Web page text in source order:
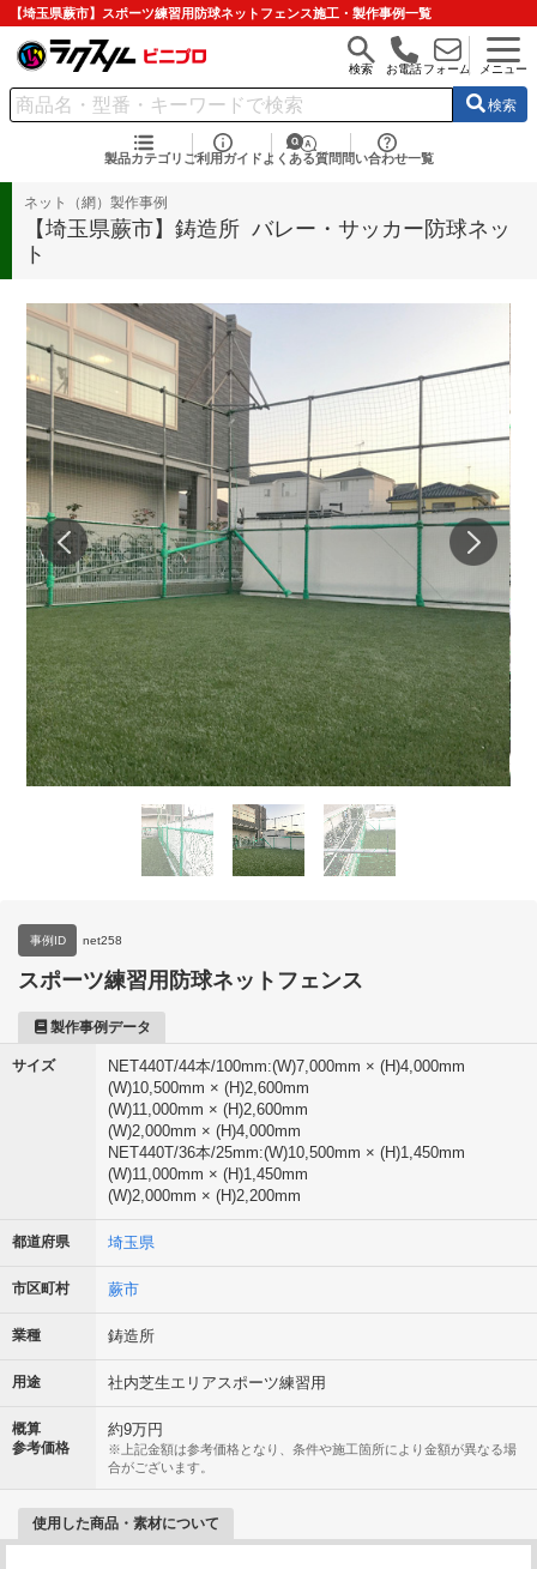
【埼玉県蕨市】スポーツ練習用防球ネットフェンス施工・製作事例一覧
検索 お電話フォーム メニュー
検索
製品カテゴリ ご利用ガイド よくある質問 問い合わせ一覧
ネット（網）製作事例
【埼玉県蕨市】鋳造所 バレー・サッカー防球ネッ
ト
事例ID net258
スポーツ練習用防球ネットフェンス
製作事例データ
サイズ
NET440T/44本/100mm:(W)7,000mm × (H)4,000mm
(W)10,500mm × (H)2,600mm
(W)11,000mm × (H)2,600mm
(W)2,000mm × (H)4,000mm
NET440T/36本/25mm:(W)10,500mm × (H)1,450mm
(W)11,000mm × (H)1,450mm
(W)2,000mm × (H)2,200mm
都道府県 埼玉県
市区町村 蕨市
業種 鋳造所
用途 社内芝生エリアスポーツ練習用
概算
参考価格
約9万円
※上記金額は参考価格となり、条件や施工箇所により金額が異なる場
合がございます。
使用した商品・素材について